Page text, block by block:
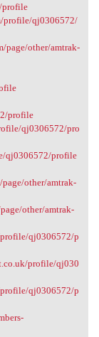
profile
profile/qj0306572/
page/other/amtrak-
profile
qj0306572/pro
qj0306572/profile
other/amtrak-
other/amtrak-
qj0306572/p
profile/qj030
qj0306572/p